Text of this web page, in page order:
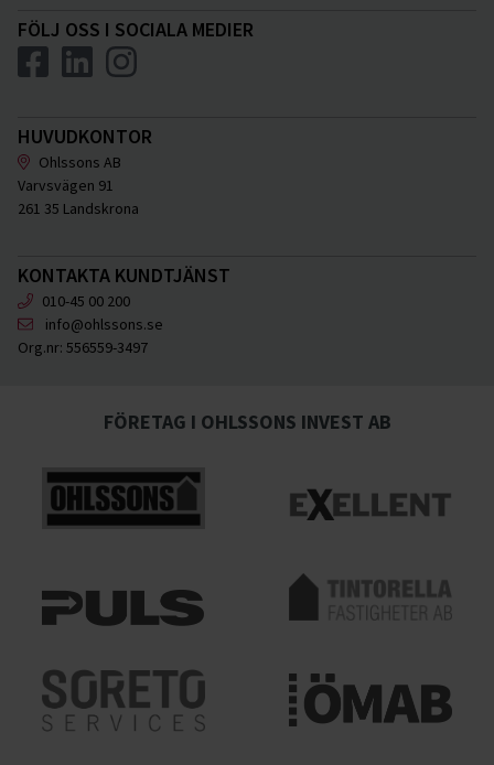
FÖLJ OSS I SOCIALA MEDIER
HUVUDKONTOR
Ohlssons AB
Varvsvägen 91
261 35 Landskrona
KONTAKTA KUNDTJÄNST
010-45 00 200
info@ohlssons.se
Org.nr: 556559-3497
FÖRETAG I OHLSSONS INVEST AB